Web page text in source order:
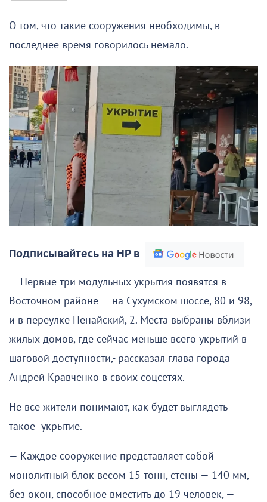
О том, что такие сооружения необходимы, в
последнее время говорилось немало.
Подписывайтесь на НР в
— Первые три модульных укрытия появятся в
Восточном районе — на Сухумском шоссе, 80 и 98,
и в переулке Пенайский, 2. Места выбраны вблизи
жилых домов, где сейчас меньше всего укрытий в
шаговой доступности,- рассказал глава города
Андрей Кравченко в своих соцсетях.
Не все жители понимают, как будет выглядеть
такое укрытие.
— Каждое сооружение представляет собой
монолитный блок весом 15 тонн, стены — 140 мм,
без окон, способное вместить до 19 человек, —